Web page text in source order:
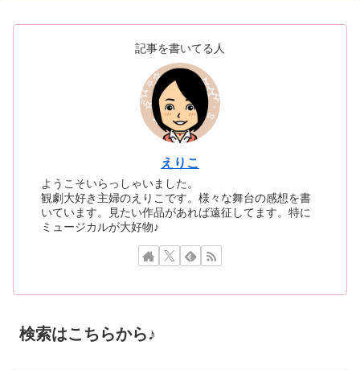
記事を書いてる人
えりこ
ようこそいらっしゃいました。
観劇大好き主婦のえりこです。様々な舞台の感想を書
いています。見たい作品があれば遠征してます。特に
ミュージカルが大好物♪
検索はこちらから♪